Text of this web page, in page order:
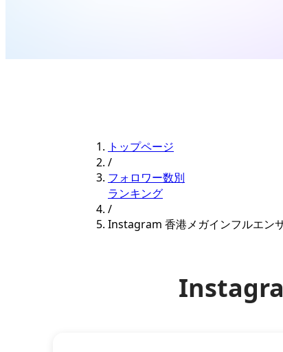
トップページ
/
フォロワー数別
ランキング
/
Instagram 香港メガインフルエン